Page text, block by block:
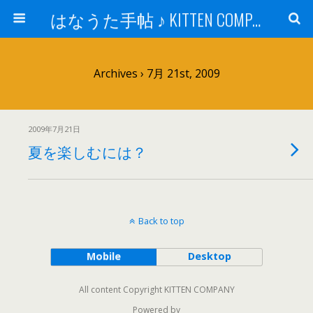
はなうた手帖 ♪ KITTEN COMPANY
Archives › 7月 21st, 2009
2009年7月21日
夏を楽しむには？
Back to top
Mobile Desktop
All content Copyright KITTEN COMPANY
Powered by